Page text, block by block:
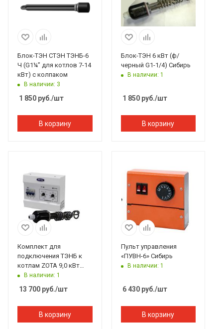
Блок-ТЭН СТЭН ТЭНБ-6
Ч (G1¼” для котлов 7-14
кВт) с колпаком
В наличии: 3
1 850 руб./шт
В корзину
Блок-ТЭН 6 кВт (ф/
черный G1-1/4) Сибирь
В наличии: 1
1 850руб./шт
В корзину
Комплект для
подключения ТЭНБ к
котлам ZOTA 9,0 кВт
(ПУ,ТЭНБ)
В наличии: 1
13 700 руб./шт
В корзину
Пульт управления
«ПУВН-6» Сибирь
В наличии: 1
6 430руб./шт
В корзину